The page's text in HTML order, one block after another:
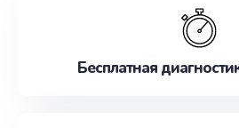
Бесплатная